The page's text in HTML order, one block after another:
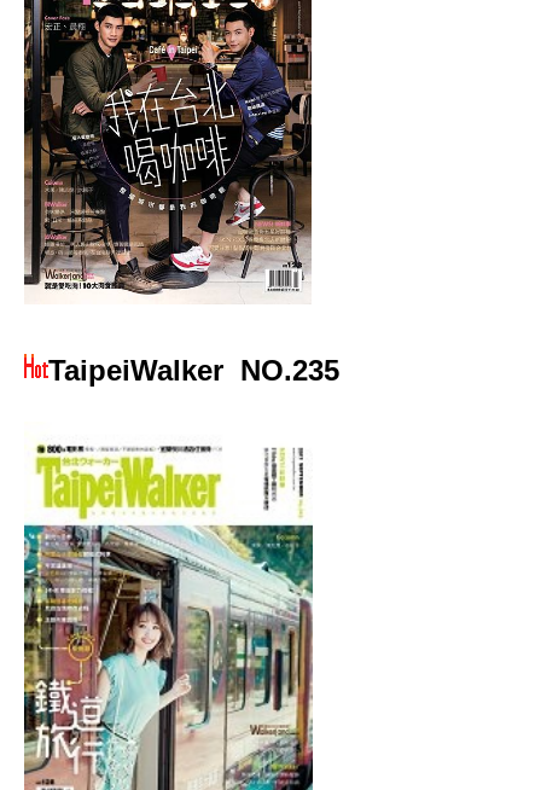
TaipeiWalker NO.235